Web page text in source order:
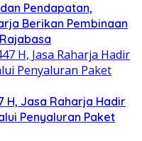
Pendapatan,
Berikan Pembinaan
H, Jasa Raharja Hadir
Penyaluran Paket